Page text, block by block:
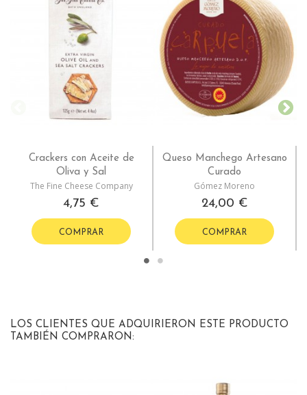
Crackers con Aceite de
Oliva y Sal
The Fine Cheese Company
4,75 €
COMPRAR
Queso Manchego Artesano
Curado
Gómez Moreno
24,00 €
COMPRAR
LOS CLIENTES QUE ADQUIRIERON ESTE PRODUCTO
TAMBIÉN COMPRARON: